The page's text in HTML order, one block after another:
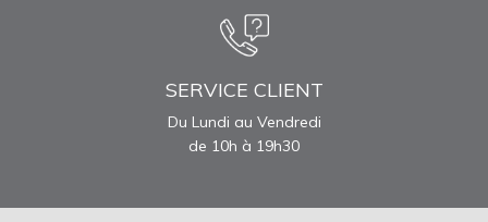
SERVICE CLIENT
Du Lundi au Vendredi
de 10h à 19h30